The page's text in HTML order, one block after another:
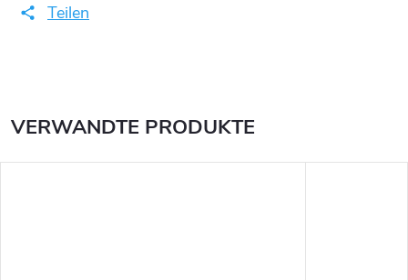
Teilen
VERWANDTE PRODUKTE